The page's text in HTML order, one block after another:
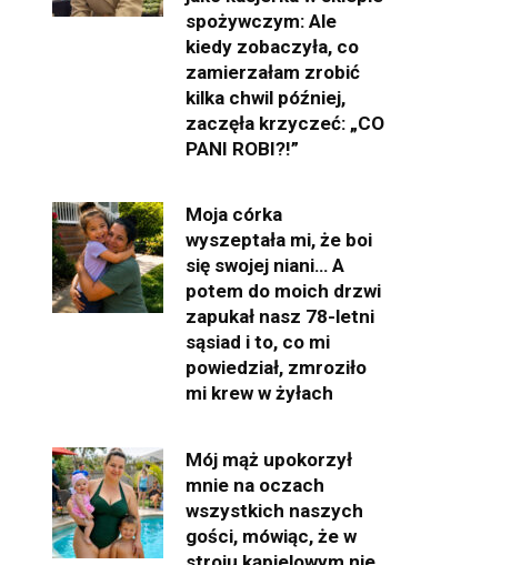
spożywczym: Ale
kiedy zobaczyła, co
zamierzałam zrobić
kilka chwil później,
zaczęła krzyczeć: „CO
PANI ROBI?!”
Moja córka
wyszeptała mi, że boi
się swojej niani… A
potem do moich drzwi
zapukał nasz 78-letni
sąsiad i to, co mi
powiedział, zmroziło
mi krew w żyłach
Mój mąż upokorzył
mnie na oczach
wszystkich naszych
gości, mówiąc, że w